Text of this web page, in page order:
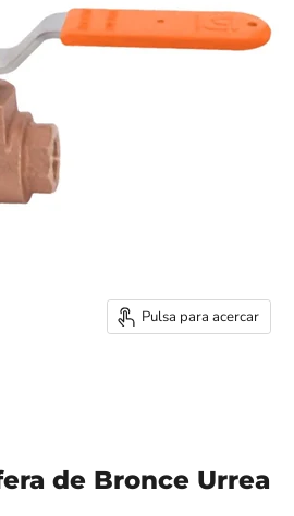
Pulsa para acercar
de Bronce Urrea